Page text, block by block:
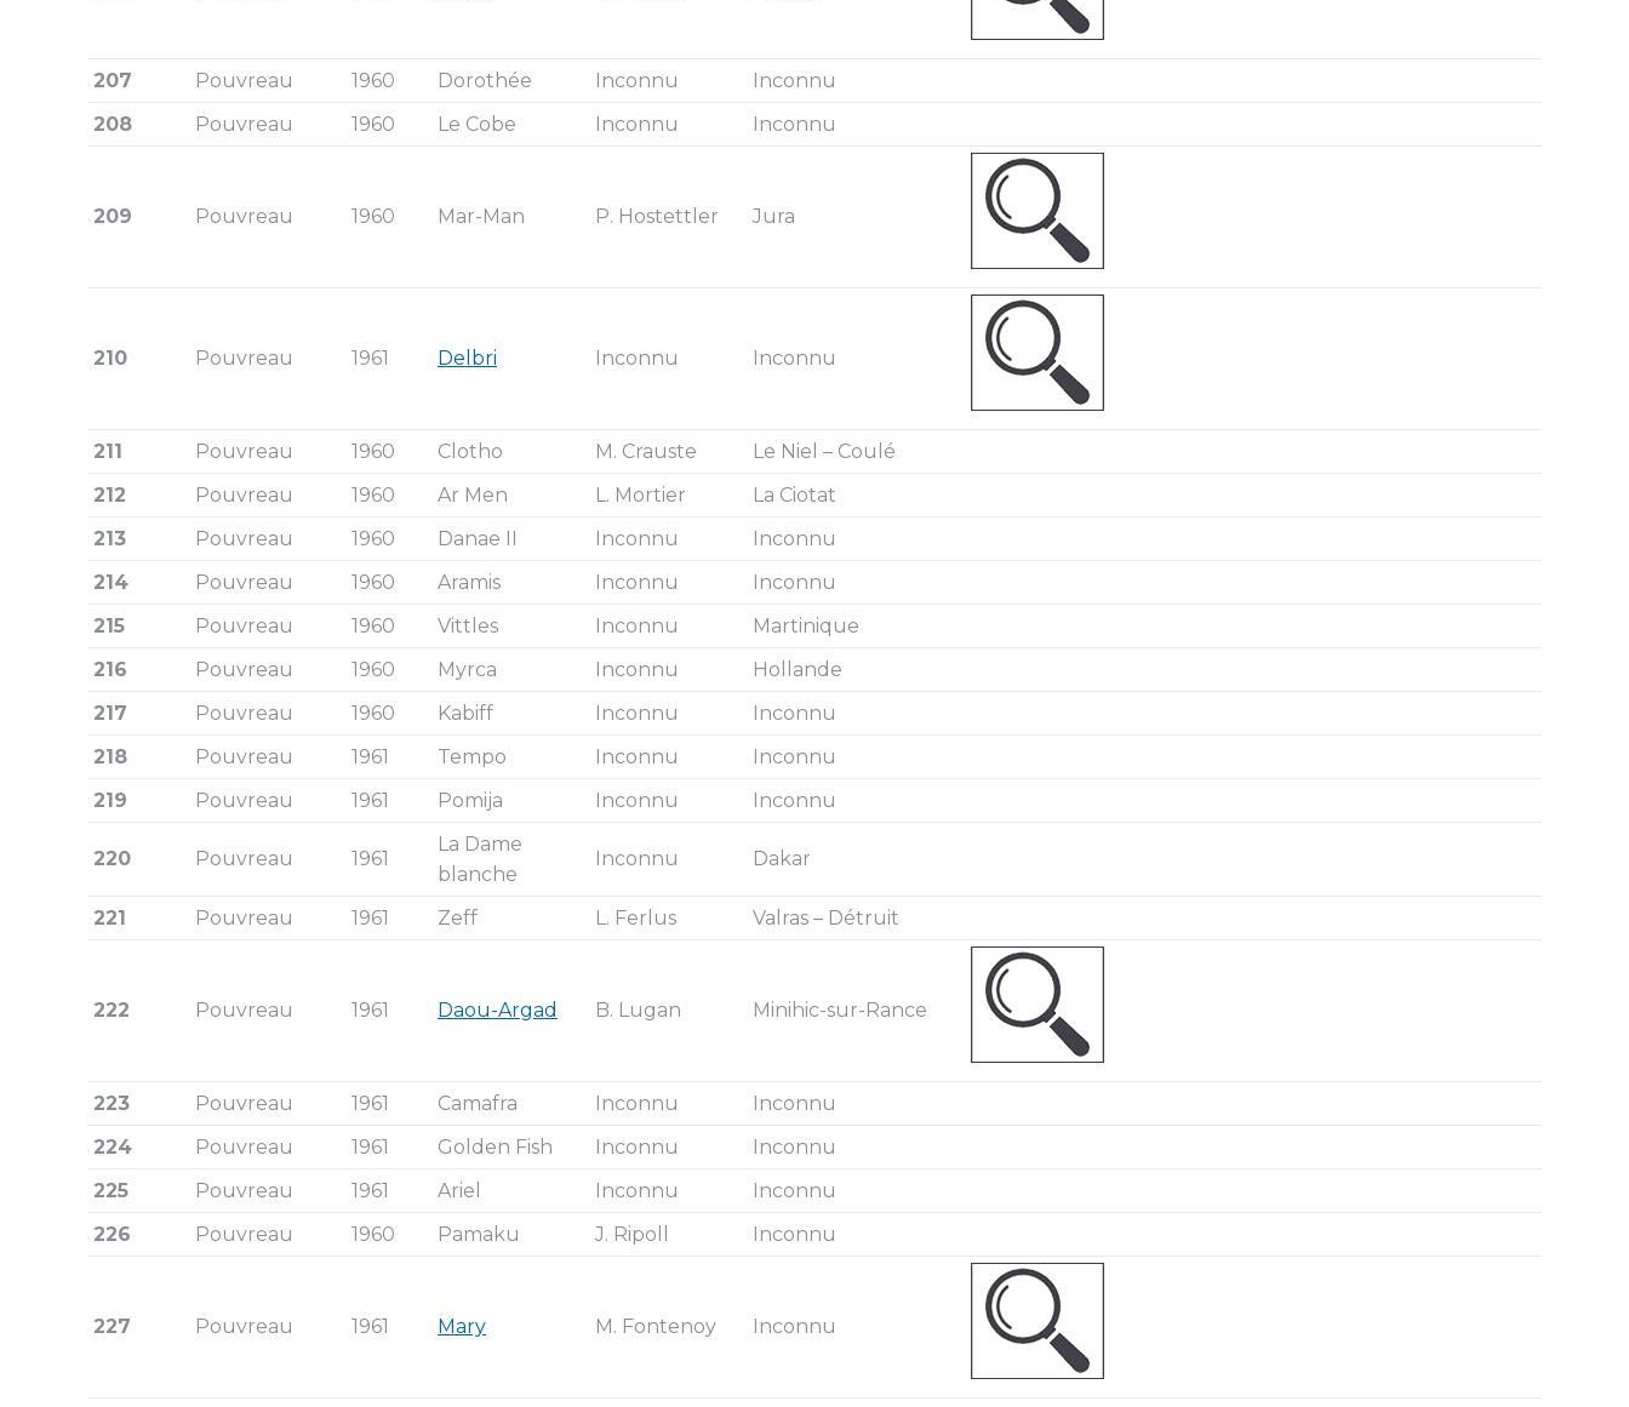
207 Pouvreau 1960 Dorothée Inconnu
Inconnu
208
Pouvreau 1960 Le Cobe Inconnu Inconnu
209 Pouvreau 1960 Mar-Man P. Hostettler Jura
210 Pouvreau 1961 Delbri Inconnu Inconnu
211 Pouvreau 1960 Clotho M. Crauste
Le Niel – Coulé
212
Pouvreau 1960 Ar Men L. Mortier
La Ciotat
213
Pouvreau 1960 Danae II Inconnu
Inconnu
214
Pouvreau 1960 Aramis Inconnu
Inconnu
215
Pouvreau 1960 Vittles Inconnu
Martinique
216
Pouvreau 1960 Myrca Inconnu
Hollande
217
Pouvreau 1960 Kabiff Inconnu
Inconnu
218
Pouvreau 1961 Tempo Inconnu
Inconnu
219
Pouvreau 1961 Pomija Inconnu Inconnu
220 Pouvreau 1961
La Dame
blanche
Inconnu Dakar
221 Pouvreau 1961 Zeff L. Ferlus Valras – Détruit
222 Pouvreau 1961 Daou-Argad B. Lugan Minihic-sur-Rance
223 Pouvreau 1961 Camafra Inconnu
Inconnu
224
Pouvreau 1961 Golden Fish Inconnu
Inconnu
225
Pouvreau 1961 Ariel Inconnu
Inconnu
226
Pouvreau 1960 Pamaku J. Ripoll Inconnu
227 Pouvreau 1961 Mary M. Fontenoy Inconnu